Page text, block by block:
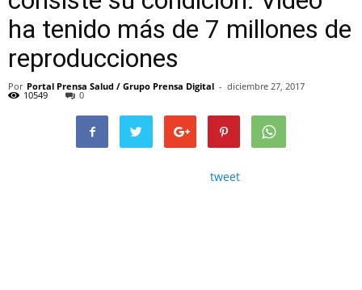
ha tenido más de 7 millones de
reproducciones
Por Portal Prensa Salud / Grupo Prensa Digital - diciembre 27, 2017
10549 0
tweet